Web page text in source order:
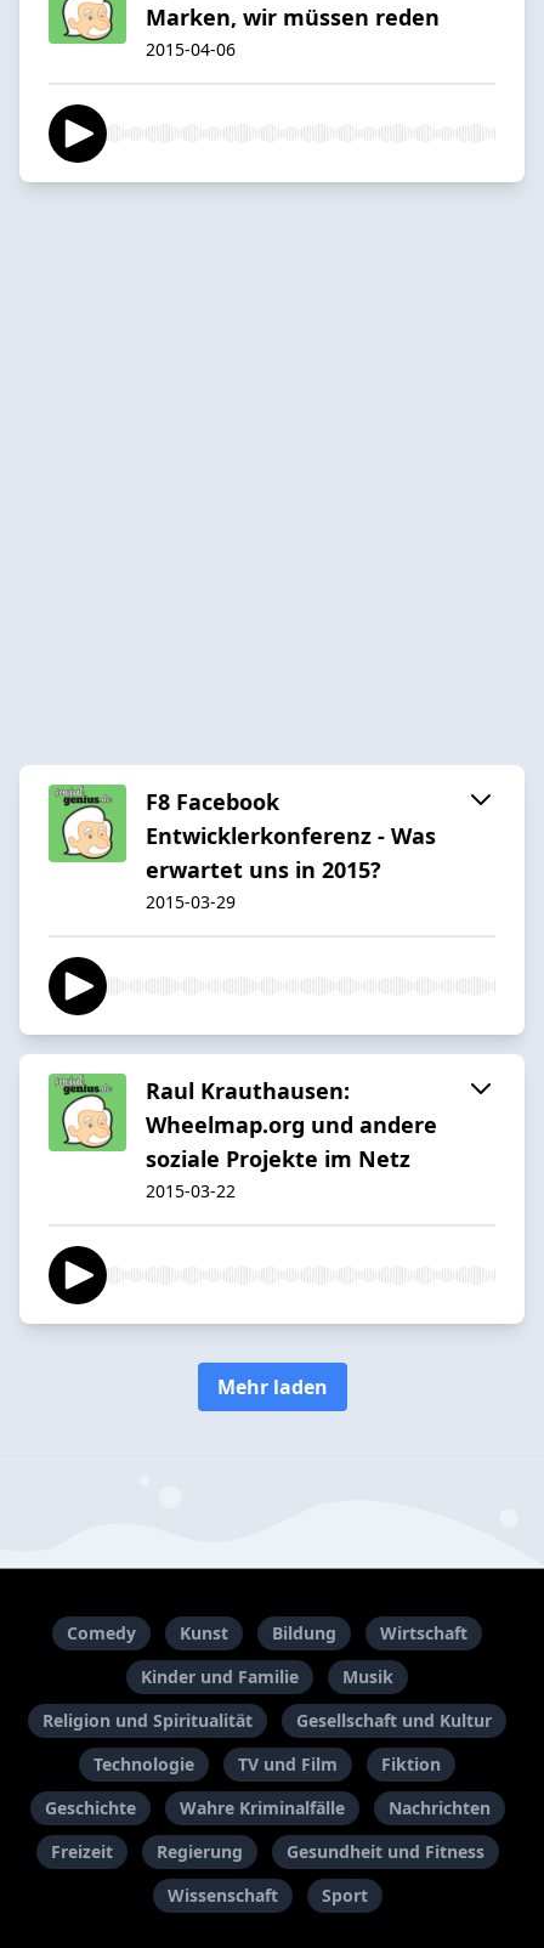
Marken, wir müssen reden
2015-04-06
F8 Facebook
Entwicklerkonferenz - Was
erwartet uns in 2015?
2015-03-29
Raul Krauthausen:
Wheelmap.org und andere
soziale Projekte im Netz
2015-03-22
Mehr laden
Comedy Kunst Bildung
Wirtschaft
Kinder und Familie
Musik
Religion und Spiritualität
Gesellschaft und Kultur
Technologie
TV und Film
Fiktion
Geschichte
Wahre Kriminalfälle
Nachrichten
Freizeit
Regierung
Gesundheit und Fitness
Wissenschaft
Sport